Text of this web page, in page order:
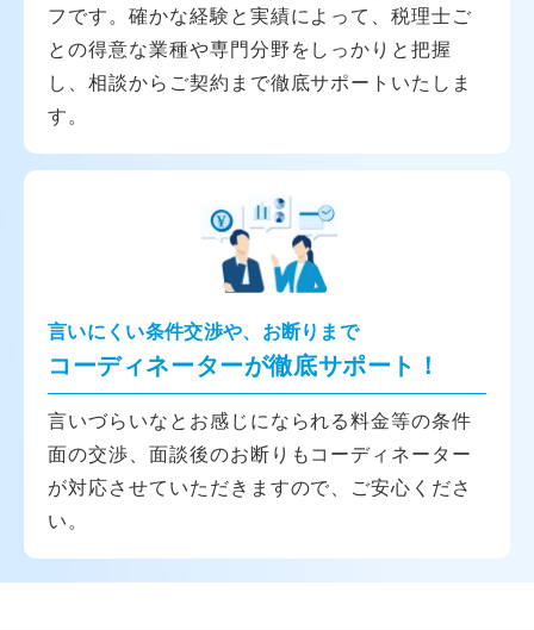
フです。確かな経験と実績によって、税理士ご
との得意な業種や専門分野をしっかりと把握
し、相談からご契約まで徹底サポートいたしま
す。
言いにくい条件交渉や、お断りまで
コーディネーターが徹底サポート！
言いづらいなとお感じになられる料金等の条件
面の交渉、面談後のお断りもコーディネーター
が対応させていただきますので、ご安心くださ
い。